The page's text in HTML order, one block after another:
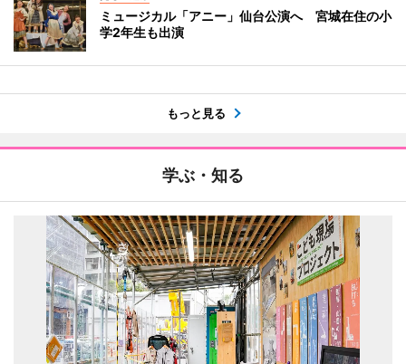
ミュージカル「アニー」仙台公演へ 宮城在住の小
学2年生も出演
もっと見る
学ぶ・知る